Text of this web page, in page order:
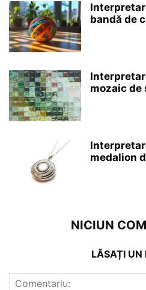
bandă de
mozaic de
medalion
NICIUN
LĂSAȚI UN